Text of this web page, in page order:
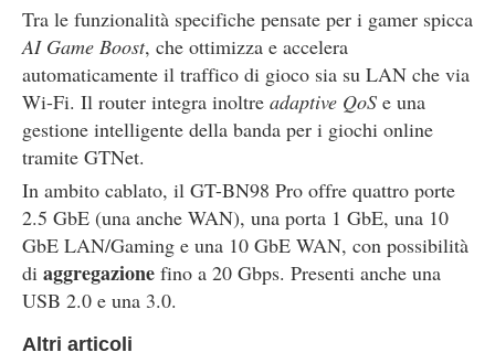
Tra le funzionalità specifiche pensate per i gamer spicca
AI Game Boost, che ottimizza e accelera
automaticamente il traffico di gioco sia su LAN che via
Wi-Fi. Il router integra inoltre adaptive QoS e una
gestione intelligente della banda per i giochi online
tramite GTNet.
In ambito cablato, il GT-BN98 Pro offre quattro porte
2.5 GbE (una anche WAN), una porta 1 GbE, una 10
GbE LAN/Gaming e una 10 GbE WAN, con possibilità
di aggregazione fino a 20 Gbps. Presenti anche una
USB 2.0 e una 3.0.
Altri articoli